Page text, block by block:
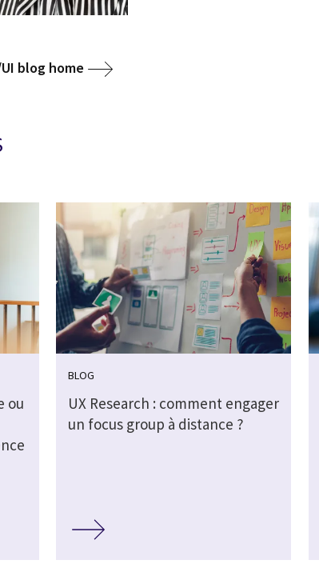
blog home
ou
BLOG
UX Research : comment engager
un focus group à distance ?